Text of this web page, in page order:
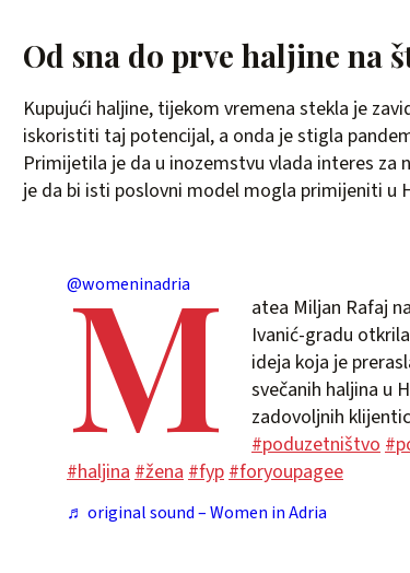
Od sna do prve haljine na
Kupujući haljine, tijekom vremena stekla je
iskoristiti taj potencijal, a onda je stigla
Primijetila je da u inozemstvu vlada interes za
je da bi isti poslovni model mogla primijeniti u
@womeninadria
M
atea Miljan Rafaj
Ivanić-gradu
ideja koja je
svečanih haljina u
zadovoljnih
#poduzetništvo
#haljina #žena #fyp #foryoupagee
♬ original sound – Women in Adria